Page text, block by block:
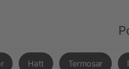
Hatt Termosar